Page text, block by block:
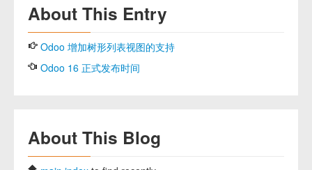
About This Entry
Odoo 增加树形列表视图的支持
Odoo 16 正式发布时间
About This Blog